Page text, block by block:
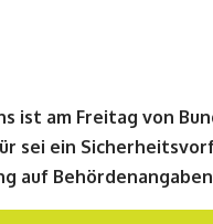
ist am Freitag von
sei ein
auf